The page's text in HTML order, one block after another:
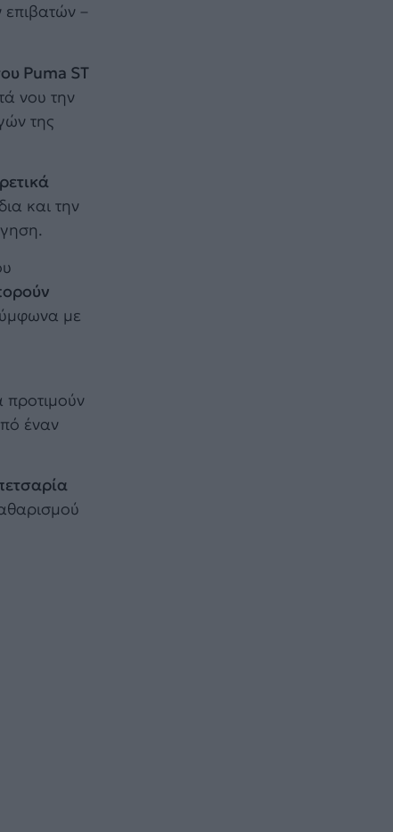
επιβατών –
Puma ST
νου την
της
και την
με
προτιμούν
έναν